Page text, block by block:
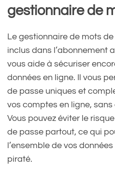
gestionnaire de
Le gestionnaire de mots
inclus dans l’abonnement
vous aide à sécuriser
données en ligne. Il vous
de passe uniques et
vos comptes en ligne,
Vous pouvez éviter le
de passe partout, ce qui
l’ensemble de vos
piraté.